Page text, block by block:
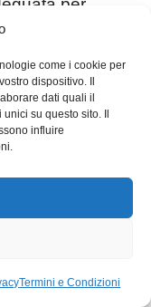
come i cookie per
dispositivo. Il
dati quali il
su questo sito. Il
influire
Termini e Condizioni
per
è un’ottima
super
internazionali.
costi
già nel
il noleggio
qualità-